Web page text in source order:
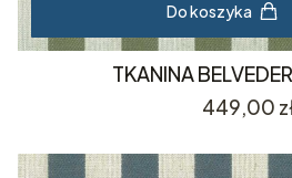
Do koszyka
TKANINA
Cena
449,00